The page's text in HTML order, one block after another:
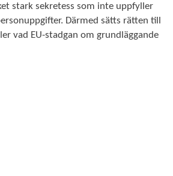
stark sekretess som inte uppfyller
Därmed sätts rätten till
vad EU-stadgan om grundläggande